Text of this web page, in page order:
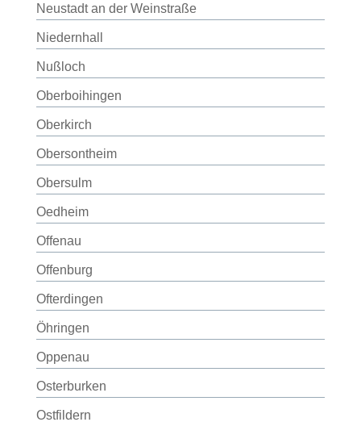
Neustadt an der Weinstraße
Niedernhall
Nußloch
Oberboihingen
Oberkirch
Obersontheim
Obersulm
Oedheim
Offenau
Offenburg
Ofterdingen
Öhringen
Oppenau
Osterburken
Ostfildern